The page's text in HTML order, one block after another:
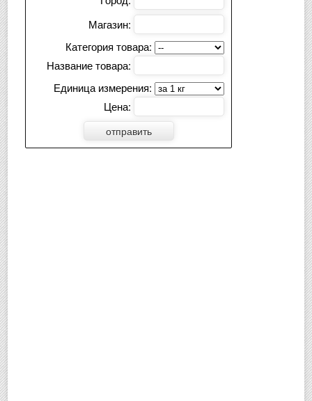
Магазин:
Категория товара:
Название товара:
Единица измерения:
Цена: